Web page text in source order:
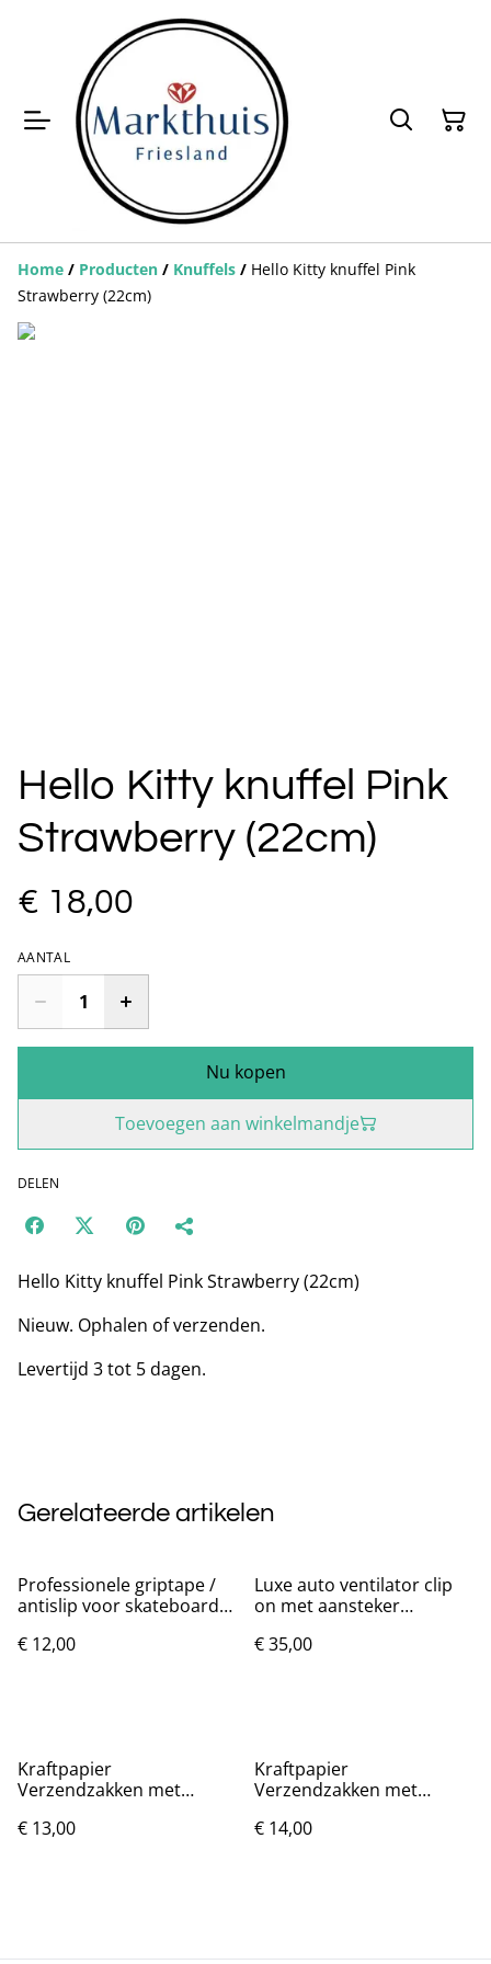
Home / Producten / Knuffels / Hello Kitty knuffel Pink
Strawberry (22cm)
Hello Kitty knuffel Pink
Strawberry (22cm)
€ 18,00
AANTAL
Nu kopen
Toevoegen aan winkelmandje
DELEN
Hello Kitty knuffel Pink Strawberry (22cm)
Nieuw. Ophalen of verzenden.
Levertijd 3 tot 5 dagen.
Gerelateerde artikelen
Professionele griptape /
antislip voor skateboards
€ 12,00
Luxe auto ventilator clip
on met aansteker
€ 35,00
Kraftpapier
Verzendzakken met
(11x13cm)
€ 13,00
Kraftpapier
Verzendzakken met
(11x15cm)
€ 14,00